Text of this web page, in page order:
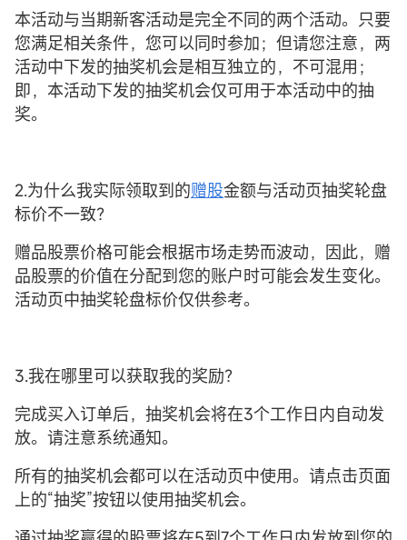
本活动与当期新客活动是完全不同的两个活动。只要
您满足相关条件，您可以同时参加；但请您注意，两
活动中下发的抽奖机会是相互独立的，不可混用；
即，本活动下发的抽奖机会仅可用于本活动中的抽
奖。
2.为什么我实际领取到的赠股金额与活动页抽奖轮盘
标价不一致？
赠品股票价格可能会根据市场走势而波动，因此，赠
品股票的价值在分配到您的账户时可能会发生变化。
活动页中抽奖轮盘标价仅供参考。
3.我在哪里可以获取我的奖励？
完成买入订单后，抽奖机会将在3个工作日内自动发
放。请注意系统通知。
所有的抽奖机会都可以在活动页中使用。请点击页面
上的“抽奖”按钮以使用抽奖机会。